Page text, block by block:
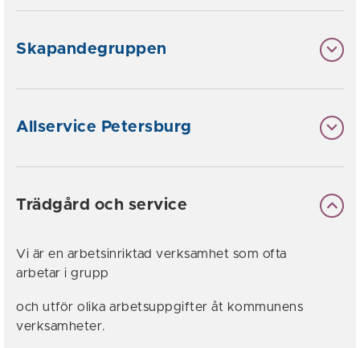
Skapandegruppen
Allservice Petersburg
Trädgård och service
Vi är en arbetsinriktad verksamhet som ofta
arbetar i grupp
och utför olika arbetsuppgifter åt kommunens
verksamheter.